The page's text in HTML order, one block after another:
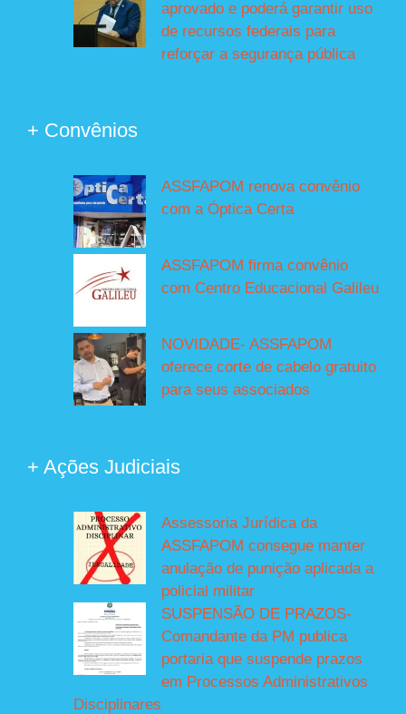
aprovado e poderá garantir uso
de recursos federais para
reforçar a segurança pública
+ Convênios
ASSFAPOM renova convênio
com a Óptica Certa
ASSFAPOM firma convênio
com Centro Educacional Galileu
NOVIDADE- ASSFAPOM
oferece corte de cabelo gratuito
para seus associados
+ Ações Judiciais
Assessoria Jurídica da
ASSFAPOM consegue manter
anulação de punição aplicada a
policial militar
SUSPENSÃO DE PRAZOS-
Comandante da PM publica
portaria que suspende prazos
em Processos Administrativos
Disciplinares